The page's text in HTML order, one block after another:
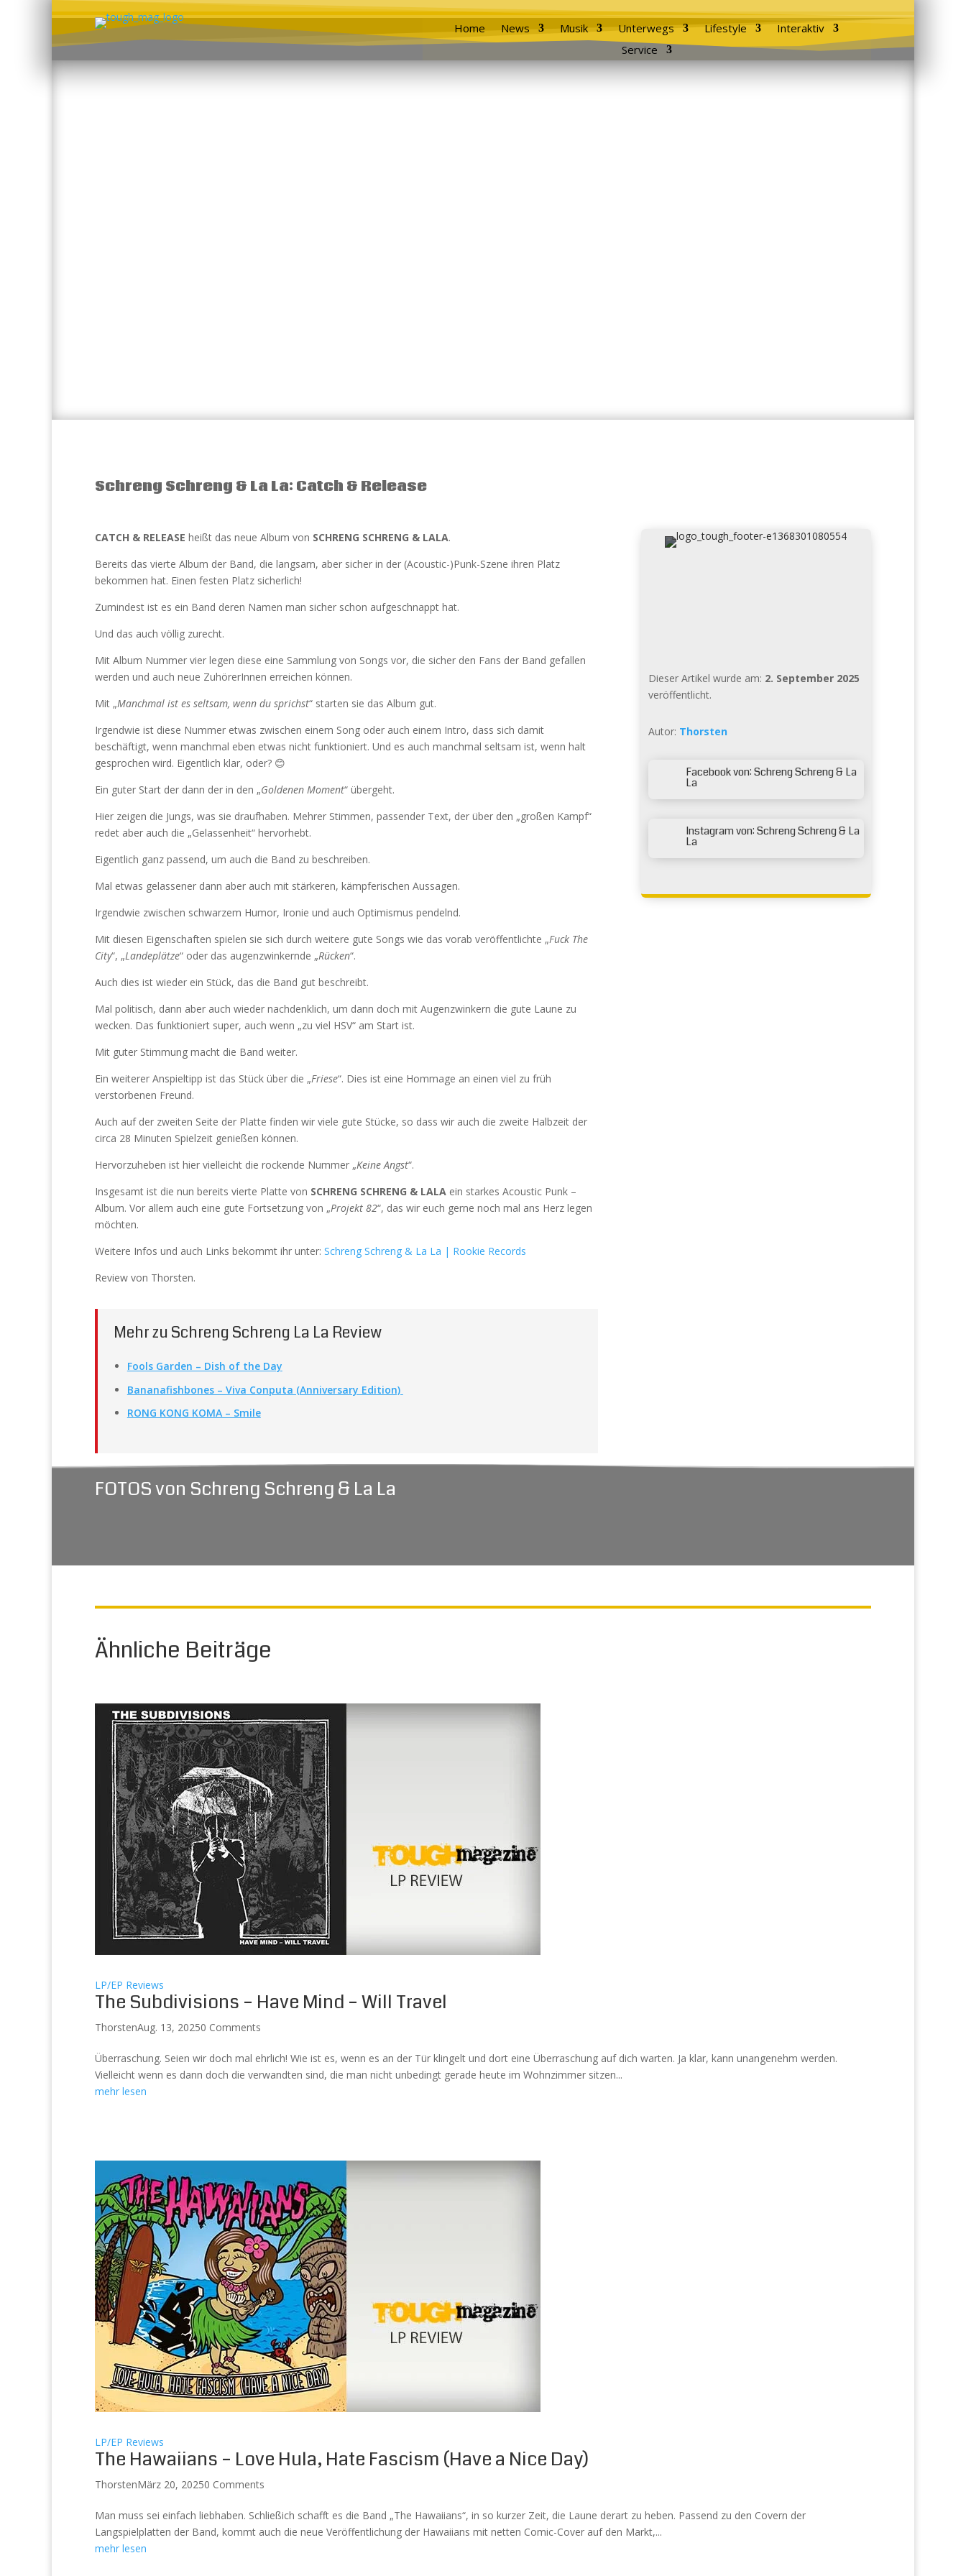
Home News Musik Unterwegs Lifestyle
Interaktiv
Service
Schreng Schreng & La La: Catch & Release
CATCH & RELEASE heißt das neue Album von SCHRENG SCHRENG & LALA.
Bereits das vierte Album der Band, die langsam, aber sicher in der (Acoustic-)Punk-Szene ihren Platz
bekommen hat. Einen festen Platz sicherlich!
Zumindest ist es ein Band deren Namen man sicher schon aufgeschnappt hat.
Und das auch völlig zurecht.
Mit Album Nummer vier legen diese eine Sammlung von Songs vor, die sicher den Fans der Band gefallen
werden und auch neue ZuhörerInnen erreichen können.
Mit „Manchmal ist es seltsam, wenn du sprichst“ starten sie das Album gut.
Irgendwie ist diese Nummer etwas zwischen einem Song oder auch einem Intro, dass sich damit
beschäftigt, wenn manchmal eben etwas nicht funktioniert. Und es auch manchmal seltsam ist, wenn halt
gesprochen wird. Eigentlich klar, oder? 😊
Ein guter Start der dann der in den „Goldenen Moment“ übergeht.
Hier zeigen die Jungs, was sie draufhaben. Mehrer Stimmen, passender Text, der über den „großen Kampf“
redet aber auch die „Gelassenheit“ hervorhebt.
Eigentlich ganz passend, um auch die Band zu beschreiben.
Mal etwas gelassener dann aber auch mit stärkeren, kämpferischen Aussagen.
Irgendwie zwischen schwarzem Humor, Ironie und auch Optimismus pendelnd.
Mit diesen Eigenschaften spielen sie sich durch weitere gute Songs wie das vorab veröffentlichte „Fuck The
City“, „Landeplätze“ oder das augenzwinkernde „Rücken“.
Auch dies ist wieder ein Stück, das die Band gut beschreibt.
Mal politisch, dann aber auch wieder nachdenklich, um dann doch mit Augenzwinkern die gute Laune zu
wecken. Das funktioniert super, auch wenn „zu viel HSV“ am Start ist.
Mit guter Stimmung macht die Band weiter.
Ein weiterer Anspieltipp ist das Stück über die „Friese“. Dies ist eine Hommage an einen viel zu früh
verstorbenen Freund.
Auch auf der zweiten Seite der Platte finden wir viele gute Stücke, so dass wir auch die zweite Halbzeit der
circa 28 Minuten Spielzeit genießen können.
Hervorzuheben ist hier vielleicht die rockende Nummer „Keine Angst“.
Insgesamt ist die nun bereits vierte Platte von SCHRENG SCHRENG & LALA ein starkes Acoustic Punk –
Album. Vor allem auch eine gute Fortsetzung von „Projekt 82“, das wir euch gerne noch mal ans Herz legen
möchten.
Weitere Infos und auch Links bekommt ihr unter: Schreng Schreng & La La | Rookie Records
Review von Thorsten.
Mehr zu Schreng Schreng La La Review
Fools Garden – Dish of the Day
Bananafishbones – Viva Conputa (Anniversary Edition)
RONG KONG KOMA – Smile
Dieser Artikel wurde am: 2. September 2025
veröffentlicht.
Autor: Thorsten
Facebook von: Schreng Schreng & La
La
Instagram von: Schreng Schreng & La
La
FOTOS von Schreng Schreng & La La
Ähnliche Beiträge
LP/EP Reviews
The Subdivisions – Have Mind – Will Travel
ThorstenAug. 13, 20250 Comments
Überraschung. Seien wir doch mal ehrlich! Wie ist es, wenn es an der Tür klingelt und dort eine Überraschung auf dich warten. Ja klar, kann unangenehm werden.
Vielleicht wenn es dann doch die verwandten sind, die man nicht unbedingt gerade heute im Wohnzimmer sitzen...
mehr lesen
LP/EP Reviews
The Hawaiians – Love Hula, Hate Fascism (Have a Nice Day)
ThorstenMärz 20, 20250 Comments
Man muss sei einfach liebhaben. Schließich schafft es die Band „The Hawaiians“, in so kurzer Zeit, die Laune derart zu heben. Passend zu den Covern der
Langspielplatten der Band, kommt auch die neue Veröffentlichung der Hawaiians mit netten Comic-Cover auf den Markt,...
mehr lesen